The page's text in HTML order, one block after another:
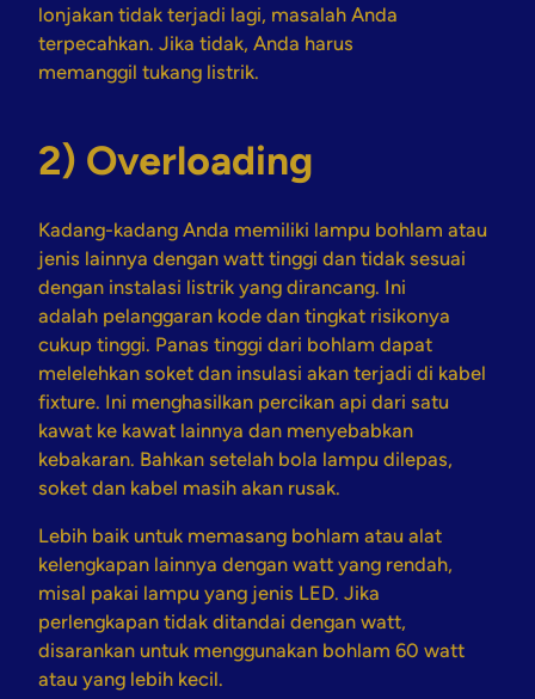
lonjakan tidak terjadi lagi, masalah Anda
terpecahkan. Jika tidak, Anda harus
memanggil tukang listrik.
2) Overloading
Kadang-kadang Anda memiliki lampu bohlam atau
jenis lainnya dengan watt tinggi dan tidak sesuai
dengan instalasi listrik yang dirancang. Ini
adalah pelanggaran kode dan tingkat risikonya
cukup tinggi. Panas tinggi dari bohlam dapat
melelehkan soket dan insulasi akan terjadi di kabel
fixture. Ini menghasilkan percikan api dari satu
kawat ke kawat lainnya dan menyebabkan
kebakaran. Bahkan setelah bola lampu dilepas,
soket dan kabel masih akan rusak.
Lebih baik untuk memasang bohlam atau alat
kelengkapan lainnya dengan watt yang rendah,
misal pakai lampu yang jenis LED. Jika
perlengkapan tidak ditandai dengan watt,
disarankan untuk menggunakan bohlam 60 watt
atau yang lebih kecil.